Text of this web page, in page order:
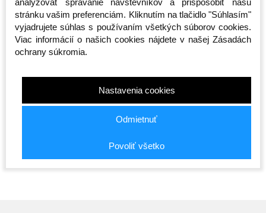
Športová taška -
Octagon - Predátor 2v1
Skladom
Taška cez rameno -
Octagon - Sportswear
Skladom
20,00 €
Taška
Skladom
analyzovať správanie návštevníkov a prispôsobiť našu
stránku vašim preferenciám. Kliknutím na tlačidlo "Súhlasím"
vyjadrujete súhlas s používaním všetkých súborov cookies.
Viac informácií o našich cookies nájdete v našej Zásadách
ochrany súkromia.
Nastavenia cookies
Odmietnuť
Povoliť všetko